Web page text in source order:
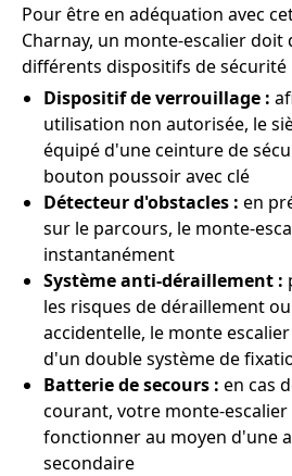
Pour être en adéquation avec
Charnay, un monte-escalier doit
différents dispositifs de sécurité
Dispositif de verrouillage :
utilisation non autorisée, le
équipé d'une ceinture de
bouton poussoir avec clé
Détecteur d'obstacles : en
sur le parcours, le monte-
instantanément
Système anti-déraillement :
les risques de déraillement
accidentelle, le monte
d'un double système de
Batterie de secours : en cas
courant, votre monte-escalier
fonctionner au moyen d'une
secondaire